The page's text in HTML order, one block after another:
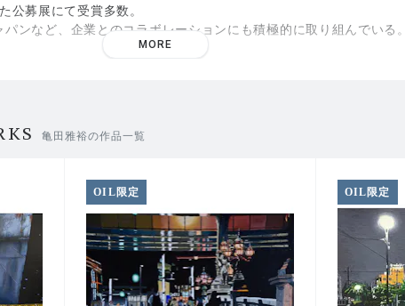
公募展にて受賞多数。
ンなど、企業とのコラボレーションにも積極的に取り組んでいる。
ー× Get in touch MAZEKOZE ARTプロジェクト
会 新人発掘プログラム奨励賞
MORE
亀田雅裕の作品一覧
OIL限定 OIL限定